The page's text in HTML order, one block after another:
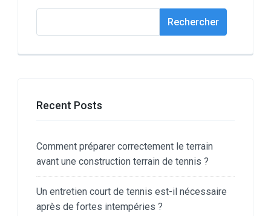
Rechercher
Recent Posts
Comment préparer correctement le terrain
avant une construction terrain de tennis ?
Un entretien court de tennis est-il nécessaire
après de fortes intempéries ?